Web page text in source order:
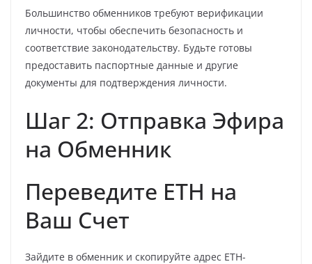
Большинство обменников требуют верификации
личности, чтобы обеспечить безопасность и
соответствие законодательству. Будьте готовы
предоставить паспортные данные и другие
документы для подтверждения личности.
Шаг 2: Отправка Эфира
на Обменник
Переведите ETH на
Ваш Счет
Зайдите в обменник и скопируйте адрес ETH-